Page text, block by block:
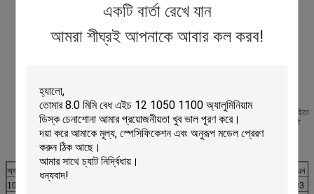
একটি বার্তা রেখে যান
আমরা শীঘ্রই আপনাকে আবার কল করব!
প্রযুক্তিঃগরম রোলড এবং কোল্ড টানা ((কাস্ট)
উৎপাদন ক্ষমতাঃ প্রতি মাসে ১৫০০ টন
পেমেন্টঃ T/T বা L/C
2বর্ণনা এবং প্রয়োগঃ
বৈশিষ্ট্য এবং প্রধান ব্যবহারঃ মসৃণ পৃষ্ঠ এবং কোনও স্ক্র্যাচ নেই, প্রান্তের চ্যামফার কোনও বুর নেই। পরিবাহিতা
চীনা জিবি এবং এএসটিএম মানগুলির সাথে সামঞ্জস্যপূর্ণ।বড় এবং মাঝারি আকারের ট্রান্সফরমার এবং সংশ্লিষ্ট
ক্ষেত্রের জন্য প্রযোজ্য.
3. রাসায়নিক গঠন
অ্যালগরিয়াম
এমএন
1060
0.03